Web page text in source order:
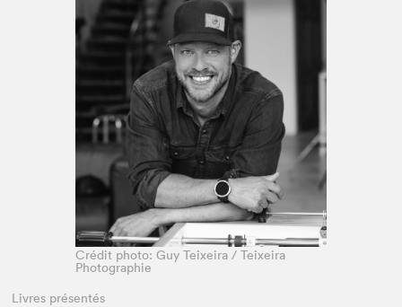
Espace enseignant·e·s
Espace pro
Crédit photo: Guy Teixeira / Teixeira
Photographie
Livres présentés